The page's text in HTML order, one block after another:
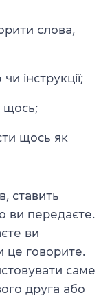
слова,
інструкції;
щось;
щось як
ставить
ви передаєте.
ви
це говорите.
саме
друга або